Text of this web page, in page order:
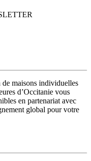
maisons individuelles
d’Occitanie vous
en partenariat avec
global pour votre